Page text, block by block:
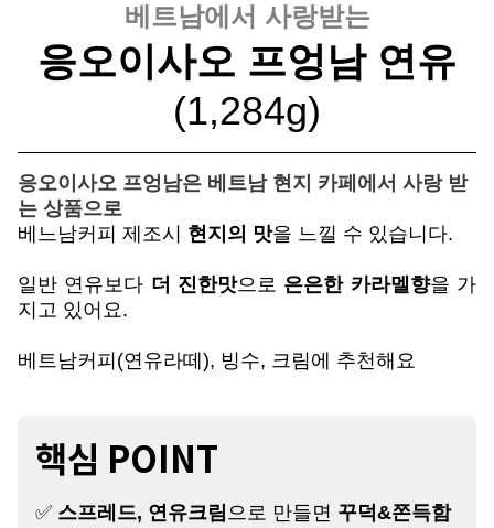
베트남에서 사랑받는
응오이사오 프엉남 연유
(1,284g)
응오이사오 프엉남은 베트남 현지 카페에서 사랑 받
는 상품으로
베느남커피 제조시 현지의 맛을 느낄 수 있습니다.
일반 연유보다 더 진한맛으로 은은한 카라멜향을 가
지고 있어요.
베트남커피(연유라떼), 빙수, 크림에 추천해요
핵심 POINT
✅ 스프레드, 연유크림으로 만들면 꾸덕&쫀득함